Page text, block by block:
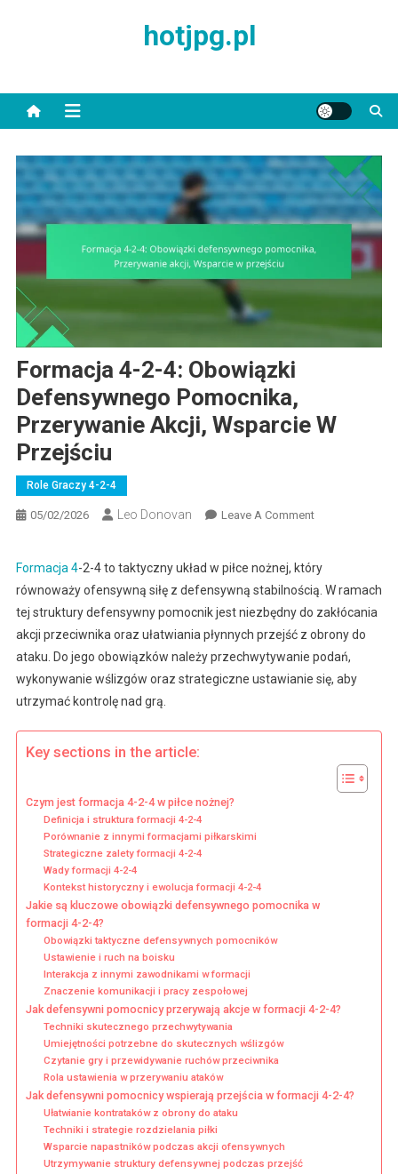
hotjpg.pl
Formacja 4-2-4: Obowiązki
Defensywnego Pomocnika,
Przerywanie Akcji, Wsparcie W
Przejściu
Role Graczy 4-2-4
05/02/2026 Leo Donovan Leave A CommentOn
2-
4:
Obowiązki
Defensywnego
Pomocnika,
Przerywanie
Formacja 4-2-4 to taktyczny układ w piłce nożnej, który
równoważy ofensywną siłę z defensywną stabilnością. W ramach
tej struktury defensywny pomocnik jest niezbędny do zakłócania
akcji przeciwnika oraz ułatwiania płynnych przejść z obrony do
ataku. Do jego obowiązków należy przechwytywanie podań,
wykonywanie wślizgów oraz strategiczne ustawianie się, aby
utrzymać kontrolę nad grą.
Key sections in the article:
Czym jest formacja 4-2-4 w piłce nożnej?
Definicja i struktura formacji 4-2-4
Porównanie z innymi formacjami piłkarskimi
Strategiczne zalety formacji 4-2-4
Wady formacji 4-2-4
Kontekst historyczny i ewolucja formacji 4-2-4
Jakie są kluczowe obowiązki defensywnego pomocnika w
formacji 4-2-4?
Obowiązki taktyczne defensywnych pomocników
Ustawienie i ruch na boisku
Interakcja z innymi zawodnikami w formacji
Znaczenie komunikacji i pracy zespołowej
Jak defensywni pomocnicy przerywają akcje w formacji 4-2-4?
Techniki skutecznego przechwytywania
Umiejętności potrzebne do skutecznych wślizgów
Czytanie gry i przewidywanie ruchów przeciwnika
Rola ustawienia w przerywaniu ataków
Jak defensywni pomocnicy wspierają przejścia w formacji 4-2-4?
Ułatwianie kontrataków z obrony do ataku
Techniki i strategie rozdzielania piłki
Wsparcie napastników podczas akcji ofensywnych
Utrzymywanie struktury defensywnej podczas przejść